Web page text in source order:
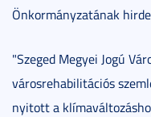
Önkormányzatának
"Szeged Megyei Jogú
városrehabilitációs
nyitott a